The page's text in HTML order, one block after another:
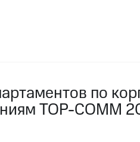
по
TOP-COMM